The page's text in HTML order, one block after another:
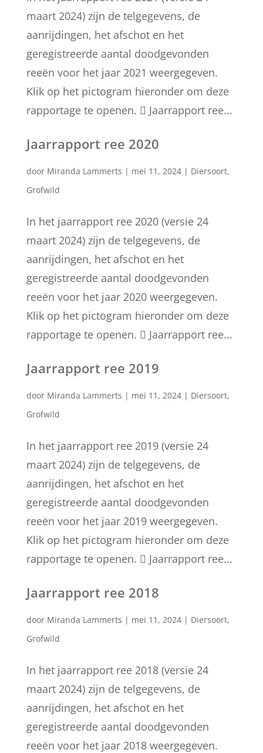
maart 2024) zijn de telgegevens, de
aanrijdingen, het afschot en het
geregistreerde aantal doodgevonden
reeën voor het jaar 2021 weergegeven.
Klik op het pictogram hieronder om deze
rapportage te openen.  Jaarrapport ree...
Jaarrapport ree 2020
door Miranda Lammerts | mei 11, 2024| Diersoort,
Grofwild
In het jaarrapport ree 2020 (versie 24
maart 2024) zijn de telgegevens, de
aanrijdingen, het afschot en het
geregistreerde aantal doodgevonden
reeën voor het jaar 2020 weergegeven.
Klik op het pictogram hieronder om deze
rapportage te openen.  Jaarrapport ree...
Jaarrapport ree 2019
door Miranda Lammerts | mei 11, 2024| Diersoort,
Grofwild
In het jaarrapport ree 2019 (versie 24
maart 2024) zijn de telgegevens, de
aanrijdingen, het afschot en het
geregistreerde aantal doodgevonden
reeën voor het jaar 2019 weergegeven.
Klik op het pictogram hieronder om deze
rapportage te openen.  Jaarrapport ree...
Jaarrapport ree 2018
door Miranda Lammerts | mei 11, 2024| Diersoort,
Grofwild
In het jaarrapport ree 2018 (versie 24
maart 2024) zijn de telgegevens, de
aanrijdingen, het afschot en het
geregistreerde aantal doodgevonden
reeën voor het jaar 2018 weergegeven.